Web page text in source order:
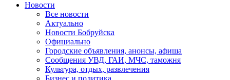
Новости
Все новости
Актуально
Новости Бобруйска
Официально
Городские объявления, анонсы, афиша
Сообщения УВД, ГАИ, МЧС, таможня
Культура, отдых, развлечения
Бизнес и политика